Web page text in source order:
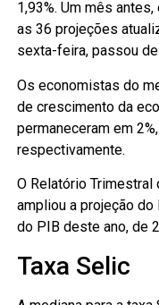
1,93%. Um mês
as 36 projeções
sexta-feira, passou de
Os economistas do
de crescimento da
permaneceram em
respectivamente.
O Relatório
ampliou a projeção
do PIB deste ano, de
Taxa Selic